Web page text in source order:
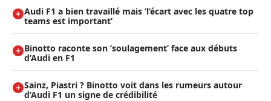
Audi F1 a bien travaillé mais ’l’écart avec les quatre top
teams est important’
Binotto raconte son ’soulagement’ face aux débuts
d’Audi en F1
Sainz, Piastri ? Binotto voit dans les rumeurs autour
d’Audi F1 un signe de crédibilité